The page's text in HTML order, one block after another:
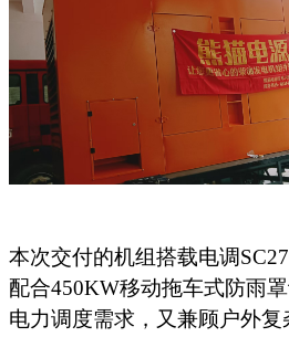
本次交付的机组搭载电调
配合450KW移动拖车式防雨
电力调度需求，又兼顾户外